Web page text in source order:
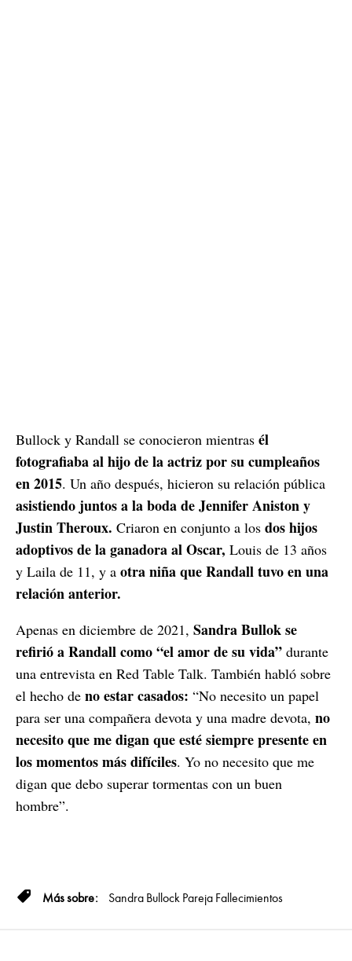
Bullock y Randall se conocieron mientras él
fotografiaba al hijo de la actriz por su cumpleaños
en 2015. Un año después, hicieron su relación pública
asistiendo juntos a la boda de Jennifer Aniston y
Justin Theroux. Criaron en conjunto a los dos hijos
adoptivos de la ganadora al Oscar, Louis de 13 años
y Laila de 11, y a otra niña que Randall tuvo en una
relación anterior.
Apenas en diciembre de 2021, Sandra Bullok se
refirió a Randall como “el amor de su vida” durante
una entrevista en Red Table Talk. También habló sobre
el hecho de no estar casados: “No necesito un papel
para ser una compañera devota y una madre devota, no
necesito que me digan que esté siempre presente en
los momentos más difíciles. Yo no necesito que me
digan que debo superar tormentas con un buen
hombre”.
Sandra Bullock Pareja Fallecimientos